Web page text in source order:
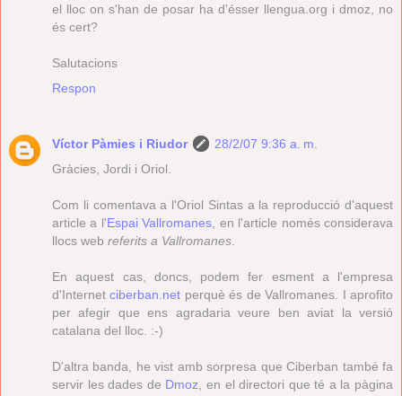
el lloc on s'han de posar ha d'ésser llengua.org i dmoz, no
és cert?
Salutacions
Respon
Víctor Pàmies i Riudor
28/2/07 9:36 a. m.
Gràcies, Jordi i Oriol.
Com li comentava a l'Oriol Sintas a la reproducció d'aquest
article a l'Espai Vallromanes , en l'article només considerava
llocs web referits a Vallromanes
En aquest cas, doncs, podem fer esment a l'empresa
d'Internetciberban.net perquè és de Vallromanes. I aprofito
per afegir que ens agradaria veure ben aviat la versió
catalana del lloc. :-)
D'altra banda, he vist amb sorpresa que Ciberban també fa
servir les dades de Dmoz , en el directori que té a la pàgina